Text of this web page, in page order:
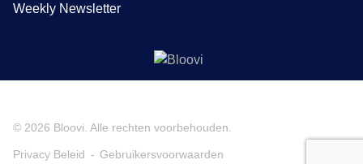
Weekly Newsletter
© 2026 Bloovi . Alle rechten voorbehouden.
Privacy Beleid Gebruikersvoorwaarden